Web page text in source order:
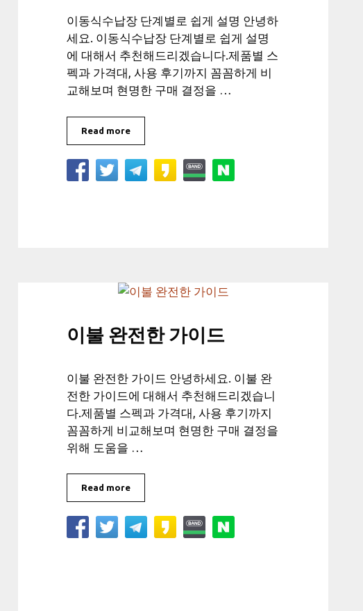
이동식수납장 단계별로 쉽게 설명 안녕하
세요. 이동식수납장 단계별로 쉽게 설명
에 대해서 추천해드리겠습니다.제품별 스
펙과 가격대, 사용 후기까지 꼼꼼하게 비
교해보며 현명한 구매 결정을 …
Read more
이불 완전한 가이드
이불 완전한 가이드 안녕하세요. 이불 완
전한 가이드에 대해서 추천해드리겠습니
다.제품별 스펙과 가격대, 사용 후기까지
꼼꼼하게 비교해보며 현명한 구매 결정을
위해 도움을 …
Read more